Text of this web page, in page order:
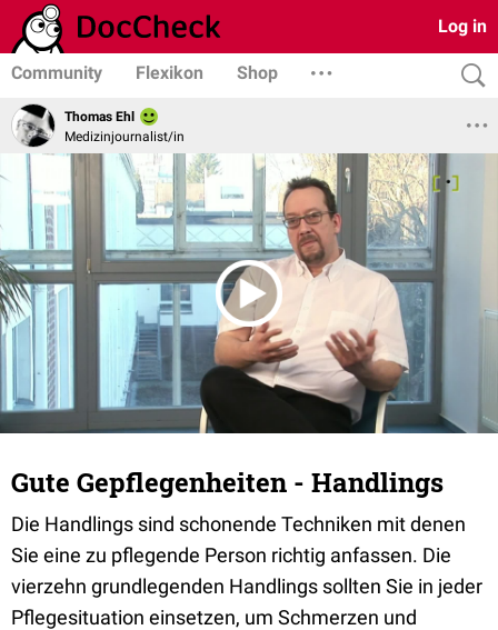
Log in
Community Flexikon Shop
Thomas Ehl
Medizinjournalist/in
Gute Gepflegenheiten - Handlings
Die Handlings sind schonende Techniken mit denen
Sie eine zu pflegende Person richtig anfassen. Die
vierzehn grundlegenden Handlings sollten Sie in jeder
Pflegesituation einsetzen, um Schmerzen und